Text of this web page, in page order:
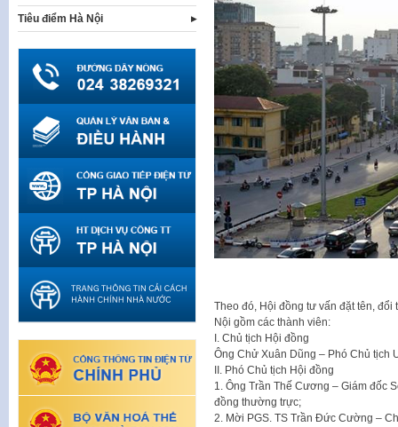
Theo đó, Hội đồng tư vấn đặt tên,
Nội gồm các thành viên:
I. Chủ tịch Hội đồng
Ông Chử Xuân Dũng – Phó Chủ tịch
II. Phó Chủ tịch Hội đồng
1. Ông Trần Thế Cương – Giám đốc
đồng thường trực;
2. Mời PGS. TS Trần Đức Cường –
Tiêu điểm Hà Nội